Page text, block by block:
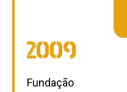
2009
Fundação